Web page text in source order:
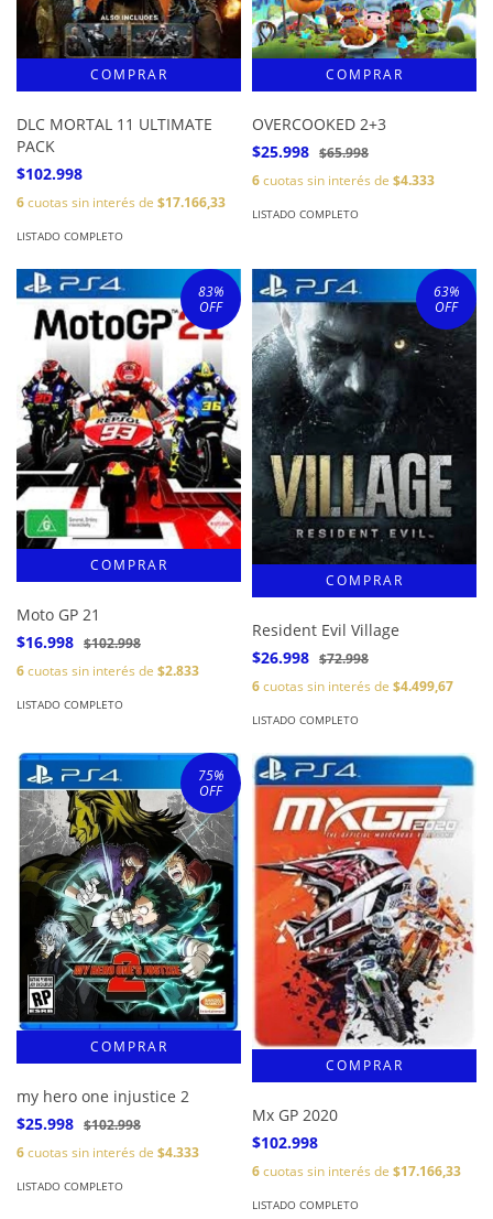
DLC MORTAL 11 ULTIMATE
PACK
$102.998
6cuotas sin interés de $17.166,33
LISTADO COMPLETO
OVERCOOKED 2+3
$25.998 $65.998
6cuotas sin interés de $4.333
LISTADO COMPLETO
83%
OFF
Moto GP 21
$16.998 $102.998
6cuotas sin interés de $2.833
LISTADO COMPLETO
63%
OFF
Resident Evil Village
$26.998 $72.998
6cuotas sin interés de $4.499,67
LISTADO COMPLETO
75%
OFF
my hero one injustice 2
$25.998 $102.998
6cuotas sin interés de $4.333
LISTADO COMPLETO
Mx GP 2020
$102.998
6cuotas sin interés de $17.166,33
LISTADO COMPLETO